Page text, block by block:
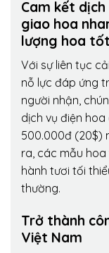
Cam kết
giao hoa
lượng hoa
Với sự liên tục
nỗ lực đáp ứng
người nhận,
dịch vụ điện
500.000đ (20$)
ra, các mẫu
hành tươi tối
thường.
Trở thành
Việt Nam